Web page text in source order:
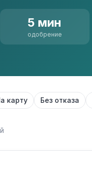
5 мин
одобрение
карту Без отказа